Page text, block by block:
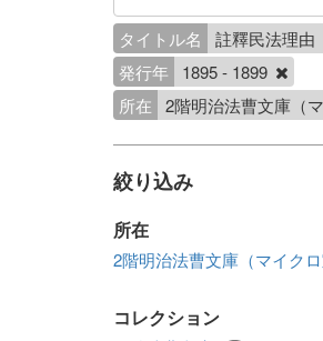
タイトル名
註釋民法理由
発行年
1895 - 1899
所在
2階明治法曹文庫（
絞り込み
所在
2階明治法曹文庫（マイクロ
コレクション